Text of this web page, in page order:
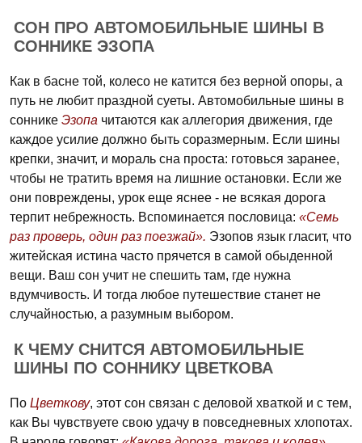
СОН ПРО АВТОМОБИЛЬНЫЕ ШИНЫ В
СОННИКЕ ЭЗОПА
Как в басне той, колесо не катится без верной опоры, а
путь не любит праздной суеты. Автомобильные шины в
соннике Эзопа читаются как аллегория движения, где
каждое усилие должно быть соразмерным. Если шины
крепки, значит, и мораль сна проста: готовься заранее,
чтобы не тратить время на лишние остановки. Если же
они повреждены, урок еще яснее - не всякая дорога
терпит небрежность. Вспоминается пословица: «Семь
раз проверь, один раз поезжай». Эзопов язык гласит, что
житейская истина часто прячется в самой обыденной
вещи. Ваш сон учит не спешить там, где нужна
вдумчивость. И тогда любое путешествие станет не
случайностью, а разумным выбором.
К ЧЕМУ СНИТСЯ АВТОМОБИЛЬНЫЕ
ШИНЫ ПО СОННИКУ ЦВЕТКОВА
По Цветкову, этот сон связан с деловой хваткой и с тем,
как Вы чувствуете свою удачу в повседневных хлопотах.